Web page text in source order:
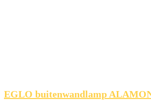
EGLO buitenwandlamp